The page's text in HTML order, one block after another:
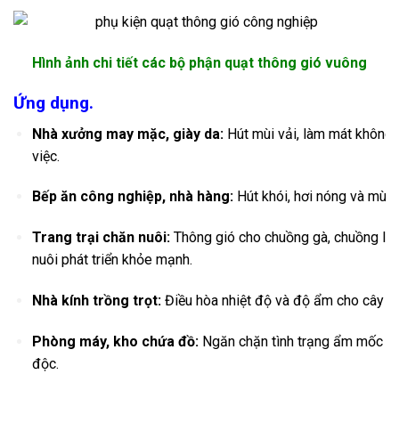
Hình ảnh chi tiết các bộ phận quạt thông gió vuông
Ứng dụng.
Nhà xưởng may mặc, giày da:Hút mùi vải, làm mát không
việc.
Bếp ăn công nghiệp, nhà hàng:Hút khói, hơi nóng và mùi
Trang trại chăn nuôi:Thông gió cho chuồng gà, chuồng
nuôi phát triển khỏe mạnh.
Nhà kính trồng trọt:Điều hòa nhiệt độ và độ ẩm cho cây
Phòng máy, kho chứa đồ:Ngăn chặn tình trạng ẩm mốc
độc.